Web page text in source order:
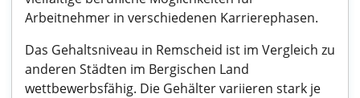
Arbeitnehmer in verschiedenen Karrierephasen.
Das Gehaltsniveau in Remscheid ist im Vergleich zu
anderen Städten im Bergischen Land
wettbewerbsfähig. Die Gehälter variieren stark je